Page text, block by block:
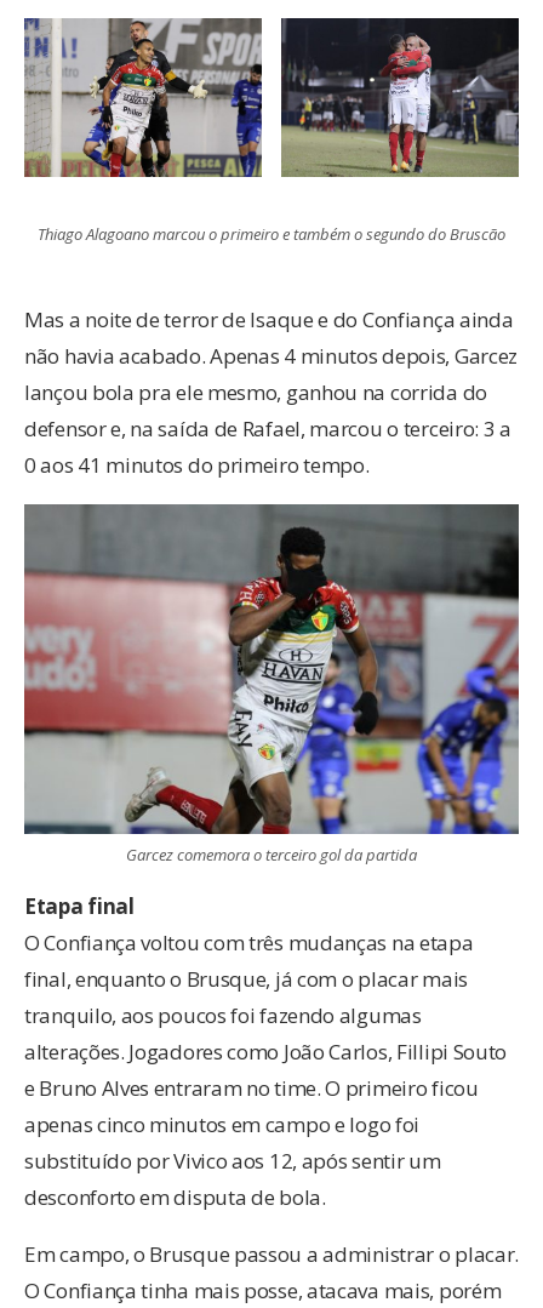
Thiago Alagoano marcou o primeiro e também o segundo do Bruscão
Mas a noite de terror de Isaque e do Confiança ainda
não havia acabado. Apenas 4 minutos depois, Garcez
lançou bola pra ele mesmo, ganhou na corrida do
defensor e, na saída de Rafael, marcou o terceiro: 3 a
0 aos 41 minutos do primeiro tempo.
Garcez comemora o terceiro gol da partida
Etapa final
O Confiança voltou com três mudanças na etapa
final, enquanto o Brusque, já com o placar mais
tranquilo, aos poucos foi fazendo algumas
alterações. Jogadores como João Carlos, Fillipi Souto
e Bruno Alves entraram no time. O primeiro ficou
apenas cinco minutos em campo e logo foi
substituído por Vivico aos 12, após sentir um
desconforto em disputa de bola.
Em campo, o Brusque passou a administrar o placar.
O Confiança tinha mais posse, atacava mais, porém